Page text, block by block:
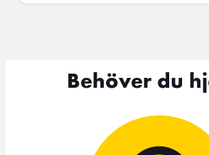
Behöver du